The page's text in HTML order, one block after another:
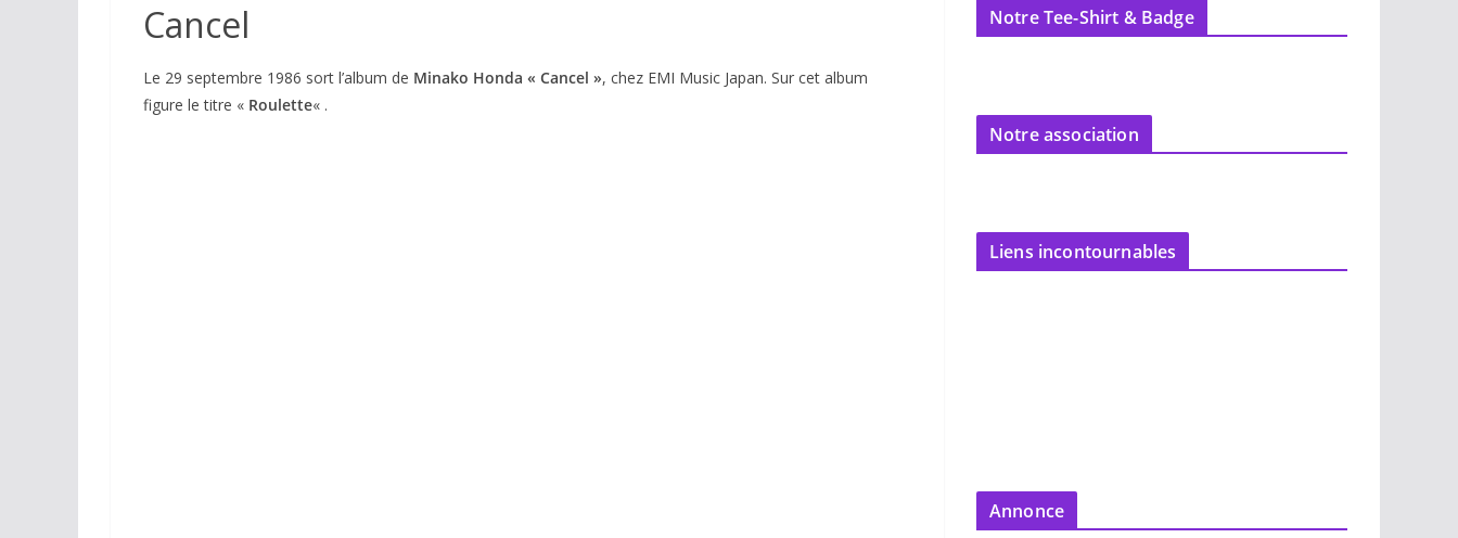
Cancel
Le 29 septembre 1986 sort l’album de Minako Honda « Cancel », chez EMI Music Japan. Sur cet album
figure le titre « Roulette« .
Notre Tee-Shirt & Badge
Notre association
Liens incontournables
Annonce